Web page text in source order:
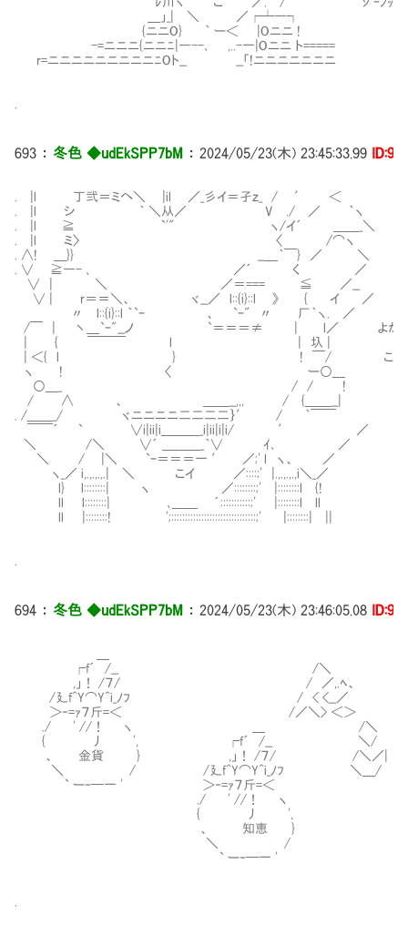
＿」_| ＼ ／┌┴―┐
{ニニO} ｀ ー＜ |Oニニ !
-=ニニニ{ニニﾆ|―--､ ,..-一|Oニニ ト=====
r=ニニニニニニニニニﾆOト__ __「!ニニニニニニニ
693 ： 冬色 ◆udEkSPP7bM ： 2024/05/23(木) 23:45:33.99
. |l 丁弐＝ミへ＼ |il ／_彡イ＝孑ｚ_ / ′ ＜
. |l シ ｀ ＼从／ V ./ ／ ｀ヽ
. |l ≧ `'" ヽ/イ´ ＿＿_＼
. |l ミ〉 〈 /⌒ヽ
. ∧! ＿}} __＿｀￣} ／ ＼
. ∨ ≧―- ､ ／´ く ／
∨ | ＼ ／＝=== ≦ ／__
∨ | r＝＝＼、 ヾ__／ l::{i}::l 》 { イ ／
Ⅵ 〃 l::{i}::l ｀`ｰ 、 `ｰ" 〃 厂｀ヽ. ／
/￣ | 丶＿`ｰ"__ノ `＝＝＝≠ | l／ よかろ
| { ￣￣￣ l | 圦 |
| ＜{ l } ! ￣/ これよりこの二つの袋
ヽ ! 〈 ー○＿
○＿_ / / !
/ ∧ 、 ＿＿__,,, / {＿＿__|
. /＿＿_/ ヾニニニニ二二二二｝′ / ｀￣￣
￣￣´ ` ∨i|ii|i＿＿＿_i|ii|i|i/ ′ ／
＼ /＼ ∨´ ＿＿＿_｀∨ ｲ､ ／
＼ / |＼ `ｰ＝＝＝一 ′ ／;' l ヽ、 ／
ヽ_／ i,.,.,.,.| ＼ こイ ／::::;' |.,.,.,.,i＼_／
l} l::::::::| ヽ ／::::::::;' |::::::::l {!
ll l::::::::| ､＿＿ ´:::::::::::;' |::::::::l ll
ll |::::::::! ';:::::::::::::::::::::::::::::::;' |::::::::| ||
694 ： 冬色 ◆udEkSPP7bM ： 2024/05/23(木) 23:46:05.08
┌f´ /__ /＼
,」！ /７/ / ／,.ﾍ、
/廴f^Y⌒Y^i_ﾉﾌ / < <__／
＞‐=ｧ７斤=＜ /／＼> ＜＞
./ ' //！ ヽ ＿ /＼
{ 丿 ', ┌f´ /__ ＼/
、 金貨 } ,」！ /７/ /＼／|
＼ / /廴f^Y⌒Y^i_ﾉﾌ ＼＿/
` ー‐─一 ' ＞‐=ｧ７斤=＜
./ ' //！ ヽ
{ 丿 ',
、 知恵 }
＼ /
` ー‐─一 '